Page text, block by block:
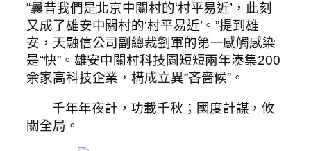
“曩昔我們是北京中關村的‘村平易近’，此刻
又成了雄安中關村的‘村平易近’。”提到雄
安，天融信公司副總裁劉軍的第一感觸感染
是“快”。雄安中關村科技園短短兩年湊集200
余家高科技企業，構成立異“吝嗇候”。
千年年夜計，功載千秋；國度計謀，攸
關全局。